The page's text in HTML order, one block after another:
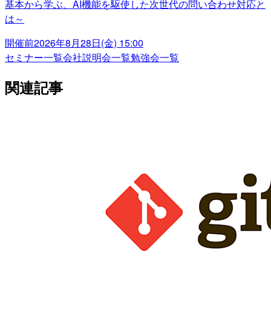
基本から学ぶ、AI機能を駆使した次世代の問い合わせ対応と
は～
開催前2026年8月28日(金) 15:00
セミナー一覧会社説明会一覧勉強会一覧
関連記事